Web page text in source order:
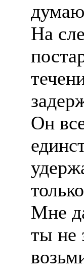
На
Он
Мне
ты не